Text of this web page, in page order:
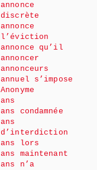
annonce
discrète
annonce
l’éviction
annonce qu’il
annoncer
annonceurs
annuel s’impose
Anonyme
ans
ans condamnée
ans
d’interdiction
ans lors
ans maintenant
ans n’a